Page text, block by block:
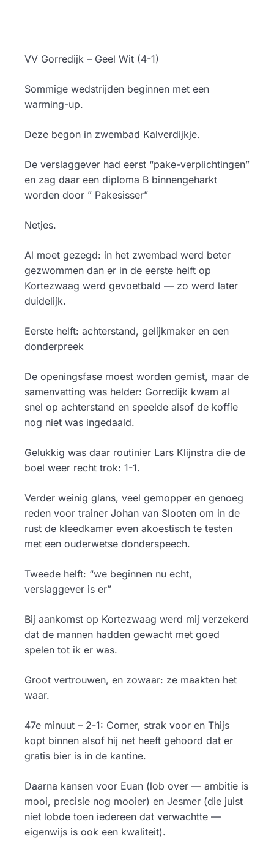
VV Gorredijk – Geel Wit (4-1)
Sommige wedstrijden beginnen met een
warming-up.
Deze begon in zwembad Kalverdijkje.
De verslaggever had eerst “pake-verplichtingen”
en zag daar een diploma B binnengeharkt
worden door ” Pakesisser”
Netjes.
Al moet gezegd: in het zwembad werd beter
gezwommen dan er in de eerste helft op
Kortezwaag werd gevoetbald — zo werd later
duidelijk.
Eerste helft: achterstand, gelijkmaker en een
donderpreek
De openingsfase moest worden gemist, maar de
samenvatting was helder: Gorredijk kwam al
snel op achterstand en speelde alsof de koffie
nog niet was ingedaald.
Gelukkig was daar routinier Lars Klijnstra die de
boel weer recht trok: 1-1.
Verder weinig glans, veel gemopper en genoeg
reden voor trainer Johan van Slooten om in de
rust de kleedkamer even akoestisch te testen
met een ouderwetse donderspeech.
Tweede helft: “we beginnen nu echt,
verslaggever is er”
Bij aankomst op Kortezwaag werd mij verzekerd
dat de mannen hadden gewacht met goed
spelen tot ik er was.
Groot vertrouwen, en zowaar: ze maakten het
waar.
47e minuut – 2-1: Corner, strak voor en Thijs
kopt binnen alsof hij net heeft gehoord dat er
gratis bier is in de kantine.
Daarna kansen voor Euan (lob over — ambitie is
mooi, precisie nog mooier) en Jesmer (die juist
níet lobde toen iedereen dat verwachtte —
eigenwijs is ook een kwaliteit).